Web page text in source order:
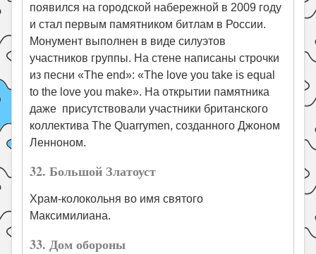
появился на городской набережной в 2009 году
и стал первым памятником битлам в России.
Монумент выполнен в виде силуэтов
участников группы. На стене написаны строчки
из песни «The end»: «The love you take is equal
to the love you make». На открытии памятника
даже присутствовали участники британского
коллектива The Quarrymen, созданного Джоном
Ленноном.
32. Большой Златоуст
Храм-колокольня во имя святого
Максимилиана.
33. Дом обороны